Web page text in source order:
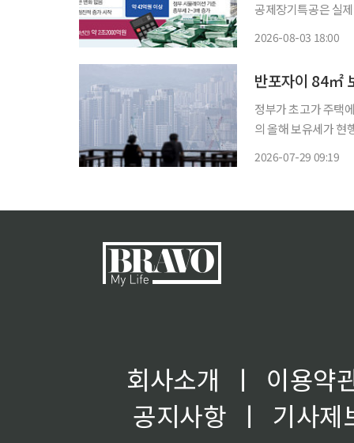
공제장기특공은 실제 거주기간 따져 정부가 올해 세
2026-08-03 18:00
정부가 초고가 주택
의 올해 보유세가 현
2026-07-29 09:19
회사소개 ㅣ
이용약
공지사항
ㅣ
기사제